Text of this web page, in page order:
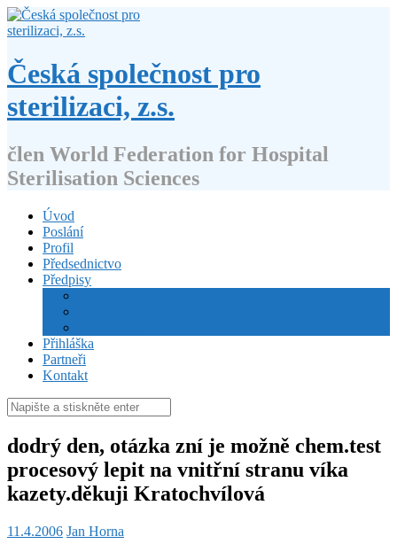
Přejít
k
webu
Česká společnost pro
sterilizaci, z.s.
člen World Federation for Hospital
Sterilisation Sciences
Úvod
Poslání
Profil
Předsednictvo
Předpisy
Přihláška
Partneři
Kontakt
Hledat:
dodrý den, otázka zní je možně chem.test
procesový lepit na vnitřní stranu víka
kazety.děkuji Kratochvílová
11.4.2006 Jan Horna